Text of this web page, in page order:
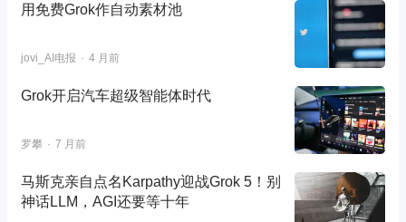
用免费Grok作自动素材池
jovi_AI电报 4 月前
Grok开启汽车超级智能体时代
罗攀 7 月前
马斯克亲自点名Karpathy迎战Grok 5！别
神话LLM，AGI还要等十年